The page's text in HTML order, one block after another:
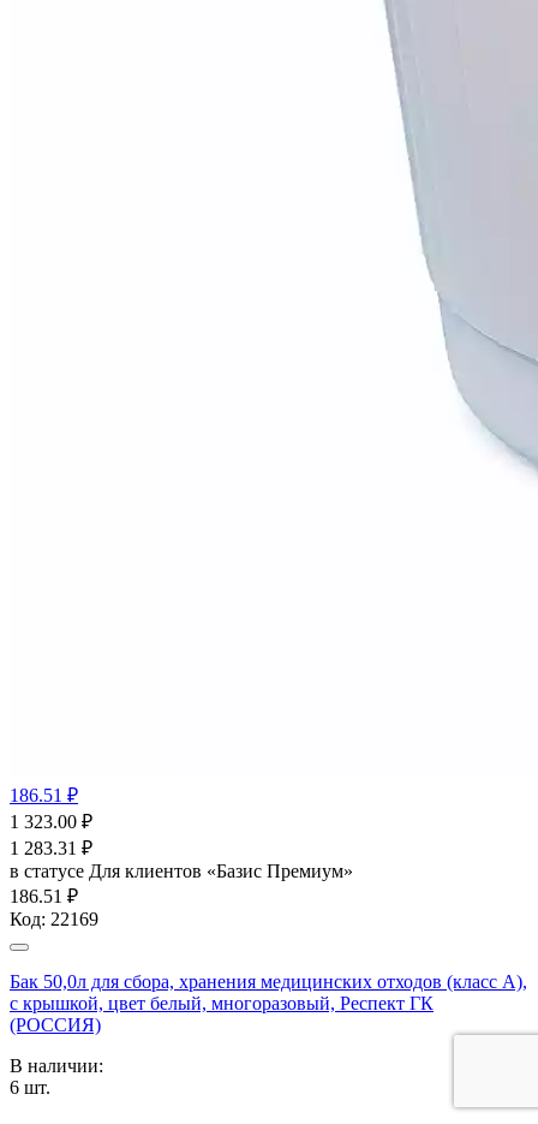
186.51 ₽
1 323.00 ₽
1 283.31 ₽
в статусе Для клиентов «Базис Премиум»
186.51 ₽
Код: 22169
Бак 50,0л для сбора, хранения медицинских отходов (класс А),
с крышкой, цвет белый, многоразовый, Респект ГК
(РОССИЯ)
В наличии:
6 шт.